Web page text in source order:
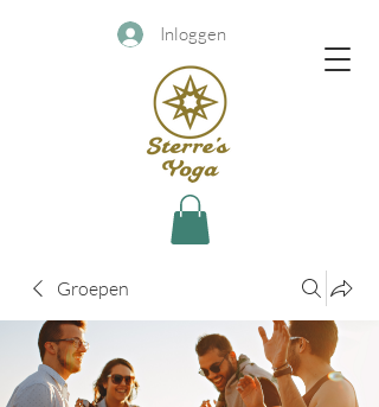
Inloggen
Groepen